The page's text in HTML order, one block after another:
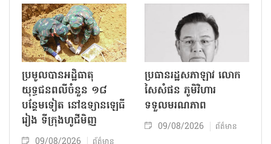
ប្រមូលបានអដ្ឋិធាតុ
យុទ្ធជនពលីចំនួន ១៨
បន្ថែមទៀត នៅឧទ្យានឡេធី
រៀង ទីក្រុងហូជីមិញ
ប្រធានរដ្ឋសភាឡាវ លោក
សៃសំផន ភូមិវិហារ
ទទួលមរណភាព
09/08/2026 ព័ត៌មាន